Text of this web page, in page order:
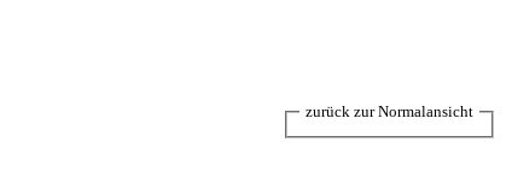
zurück zur Normalansicht